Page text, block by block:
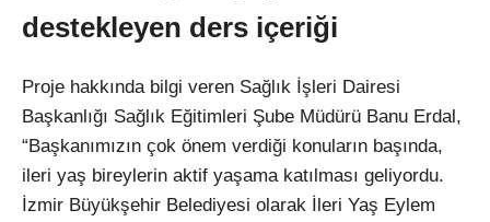
destekleyen ders içeriği
Proje hakkında bilgi veren Sağlık İşleri Dairesi
Başkanlığı Sağlık Eğitimleri Şube Müdürü Banu Erdal,
“Başkanımızın çok önem verdiği konuların başında,
ileri yaş bireylerin aktif yaşama katılması geliyordu.
İzmir Büyükşehir Belediyesi olarak İleri Yaş Eylem